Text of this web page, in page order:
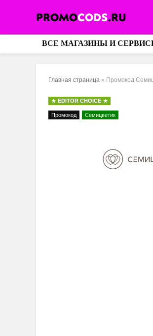
ВСЕ МАГАЗИНЫ И
Главная страница » Промокод
EDITOR CHOICE
Промокод Семицветик